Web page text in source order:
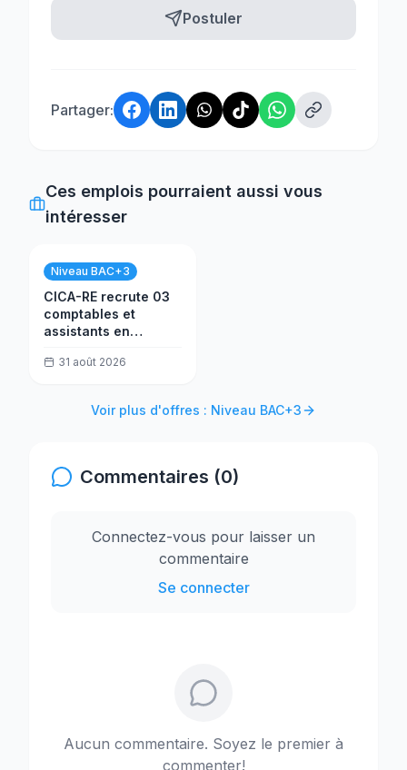
Postuler
Partager:
Ces emplois pourraient aussi vous
intéresser
Niveau BAC+3
CICA-RE recrute 03
comptables et
assistants en
31 août 2026
Voir plus d'offres : Niveau BAC+3
Commentaires (0)
Connectez-vous pour laisser un
commentaire
Se connecter
Aucun commentaire. Soyez le premier à
commenter!